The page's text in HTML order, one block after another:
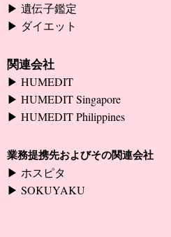
遺伝子鑑定
ダイエット
関連会社
HUMEDIT
HUMEDIT Singapore
HUMEDIT Philippines
業務提携先およびその関連会社
ホスピタ
SOKUYAKU